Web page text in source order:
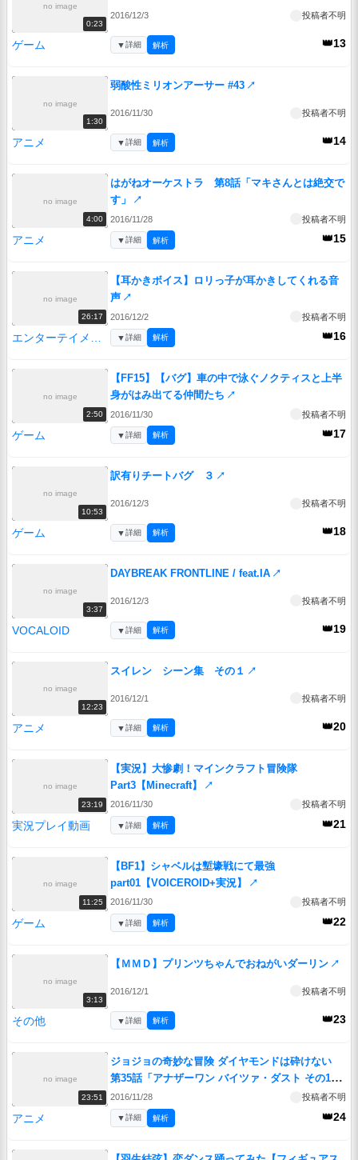
no image
0:23
2016/12/3 投稿者不明
ゲーム 👑13
▼詳細 解析
no image
1:30
弱酸性ミリオンアーサー #43 ↗
2016/11/30 投稿者不明
アニメ 👑14
▼詳細 解析
no image
4:00
はがねオーケストラ 第8話「マキさんとは絶交で
す」
↗
2016/11/28 投稿者不明
アニメ 👑15
▼詳細 解析
no image
26:17
【耳かきボイス】ロリっ子が耳かきしてくれる音
声 ↗
2016/12/2 投稿者不明
エンターテイメント 👑16
▼詳細 解析
no image
2:50
【FF15】【バグ】車の中で泳ぐノクティスと上半
身がはみ出てる仲間たち ↗
2016/11/30 投稿者不明
ゲーム 👑17
▼詳細 解析
no image
10:53
訳有りチートバグ ３ ↗
2016/12/3 投稿者不明
ゲーム 👑18
▼詳細 解析
no image
3:37
DAYBREAK FRONTLINE / feat.IA ↗
2016/12/3 投稿者不明
VOCALOID 👑19
▼詳細 解析
no image
12:23
スイレン シーン集 その１ ↗
2016/12/1 投稿者不明
アニメ 👑20
▼詳細 解析
no image
23:19
【実況】大惨劇！マインクラフト冒険隊
Part3【Minecraft】
↗
2016/11/30 投稿者不明
実況プレイ動画 👑21
▼詳細 解析
no image
11:25
【BF1】シャベルは塹壕戦にて最強
part01【VOICEROID+実況】
↗
2016/11/30 投稿者不明
ゲーム 👑22
▼詳細 解析
no image
3:13
【ＭＭＤ】プリンツちゃんでおねがいダーリン ↗
2016/12/1 投稿者不明
その他 👑23
▼詳細 解析
no image
23:51
ジョジョの奇妙な冒険 ダイヤモンドは砕けない
第35話「アナザーワン バイツァ・ダスト その1」
↗
2016/11/28 投稿者不明
アニメ 👑24
▼詳細 解析